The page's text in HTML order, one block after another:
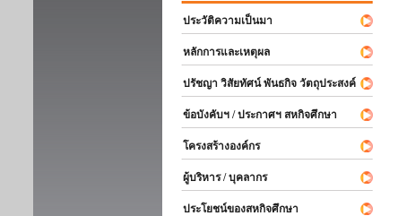
ประวัติความเป็นมา
หลักการและเหตุผล
ปรัชญา วิสัยทัศน์ พันธกิจ วัตถุประสงค์
ข้อบังคับฯ / ประกาศฯ สหกิจศึกษา
โครงสร้างองค์กร
ผู้บริหาร / บุคลากร
ประโยชน์ของสหกิจศึกษา